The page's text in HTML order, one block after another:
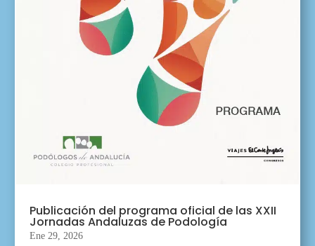
Publicación del programa oficial de las XXII
Jornadas Andaluzas de Podología
Ene 29, 2026